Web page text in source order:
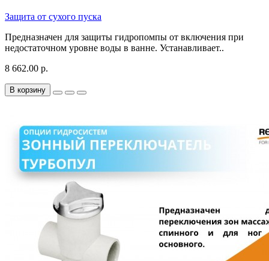
Защита от сухого пуска
Предназначен для защиты гидропомпы от включения при
недостаточном уровне воды в ванне. Устанавливает..
8 662.00 р.
В корзину